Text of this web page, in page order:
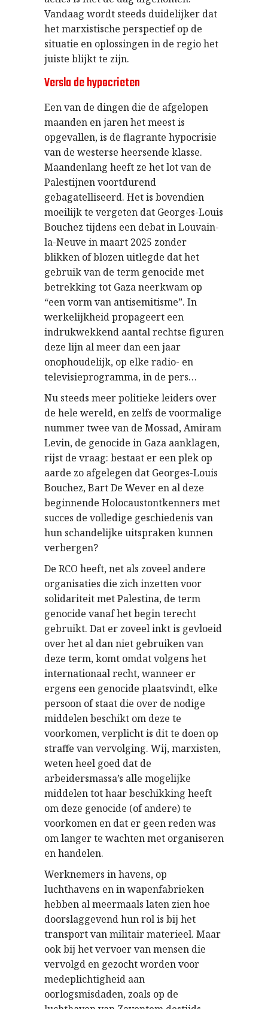
Vandaag wordt steeds duidelijker dat
het marxistische perspectief op de
situatie en oplossingen in de regio het
juiste blijkt te zijn.
Versla de hypocrieten
Een van de dingen die de afgelopen
maanden en jaren het meest is
opgevallen, is de flagrante hypocrisie
van de westerse heersende klasse.
Maandenlang heeft ze het lot van de
Palestijnen voortdurend
gebagatelliseerd. Het is bovendien
moeilijk te vergeten dat Georges-Louis
Bouchez tijdens een debat in Louvain-
la-Neuve in maart 2025 zonder
blikken of blozen uitlegde dat het
gebruik van de term genocide met
betrekking tot Gaza neerkwam op
“een vorm van antisemitisme”. In
werkelijkheid propageert een
indrukwekkend aantal rechtse figuren
deze lijn al meer dan een jaar
onophoudelijk, op elke radio- en
televisieprogramma, in de pers…
Nu steeds meer politieke leiders over
de hele wereld, en zelfs de voormalige
nummer twee van de Mossad, Amiram
Levin, de genocide in Gaza aanklagen,
rijst de vraag: bestaat er een plek op
aarde zo afgelegen dat Georges-Louis
Bouchez, Bart De Wever en al deze
beginnende Holocaustontkenners met
succes de volledige geschiedenis van
hun schandelijke uitspraken kunnen
verbergen?
De RCO heeft, net als zoveel andere
organisaties die zich inzetten voor
solidariteit met Palestina, de term
genocide vanaf het begin terecht
gebruikt. Dat er zoveel inkt is gevloeid
over het al dan niet gebruiken van
deze term, komt omdat volgens het
internationaal recht, wanneer er
ergens een genocide plaatsvindt, elke
persoon of staat die over de nodige
middelen beschikt om deze te
voorkomen, verplicht is dit te doen op
straffe van vervolging. Wij, marxisten,
weten heel goed dat de
arbeidersmassa’s alle mogelijke
middelen tot haar beschikking heeft
om deze genocide (of andere) te
voorkomen en dat er geen reden was
om langer te wachten met organiseren
en handelen.
Werknemers in havens, op
luchthavens en in wapenfabrieken
hebben al meermaals laten zien hoe
doorslaggevend hun rol is bij het
transport van militair materieel. Maar
ook bij het vervoer van mensen die
vervolgd en gezocht worden voor
medeplichtigheid aan
oorlogsmisdaden, zoals op de